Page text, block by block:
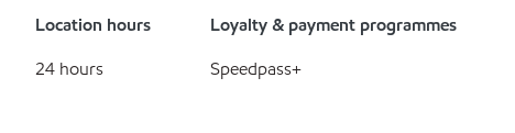
Location hours
24 hours
Loyalty & payment programmes
Speedpass+